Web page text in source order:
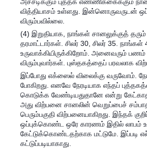
அச்சடிக்கும் புத்தக எண்ணிக்கைக்கும்
வித்தியாசம் உள்ளது. இன்னொருவருடன்
விரும்பவில்லை.
(4) இறுதியாக, நாங்கள் சானலுக்குத்
தரமாட்டார்கள். சிலர் 30, சிலர் 35.
உருவாக்கியிருக்கிறோம். அனைவரும்
விரும்புவார்கள். புஸ்தகத்தைப் பரவலாக
இப்போது எக்ஸைல் விலைக்கு வருவோம்.
போகிறது. எனவே நேரடியாக எந்தப்
கொடுக்க வேண்டியதுதானே என்று
அது விற்பனை சானலின் வெறுப்பைச்
பெரும்பகுதி விற்பனையாகிறது. இந்தக்
ஒப்புக்கொண்ட ஒரே காரணம் இதில் லாபம்
கேட்டுக்கொண்டதற்காக மட்டுமே. இப்படி
கட்டுப்படியாகாது.